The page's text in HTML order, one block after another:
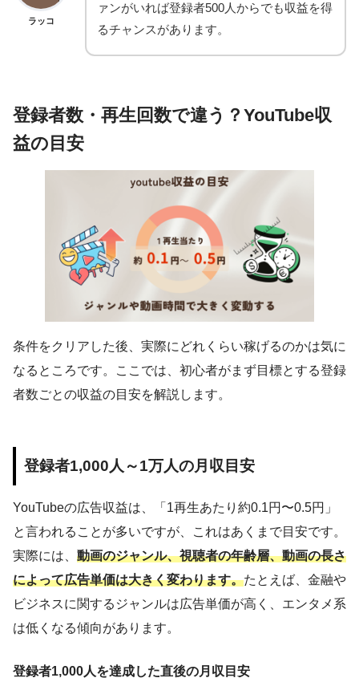
ラッコ
ァンがいれば登録者500人からでも収益を得
るチャンスがあります。
登録者数・再生回数で違う？YouTube収
益の目安
条件をクリアした後、実際にどれくらい稼げるのかは気に
なるところです。ここでは、初心者がまず目標とする登録
者数ごとの収益の目安を解説します。
登録者1,000人～1万人の月収目安
YouTubeの広告収益は、「1再生あたり約0.1円〜0.5円」
と言われることが多いですが、これはあくまで目安です。
実際には、 動画のジャンル、視聴者の年齢層、動画の長さ
によって広告単価は大きく変わります。たとえば、金融や
ビジネスに関するジャンルは広告単価が高く、エンタメ系
は低くなる傾向があります。
登録者1,000人を達成した直後の月収目安